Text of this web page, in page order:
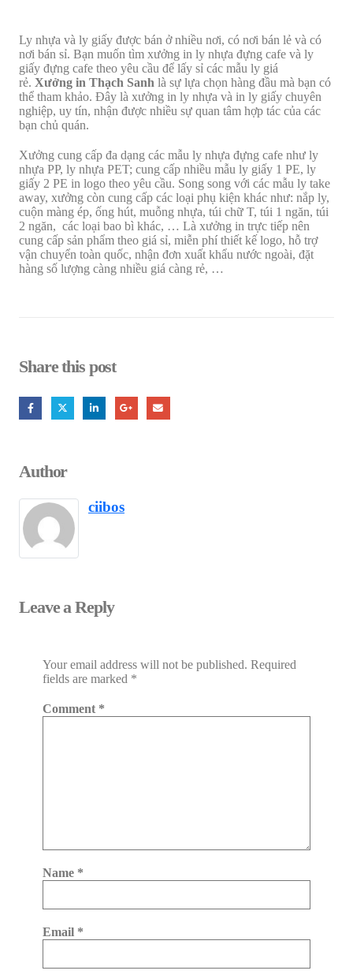
Ly nhựa và ly giấy được bán ở nhiều nơi, có nơi bán lẻ và có
nơi bán sỉ. Bạn muốn tìm xưởng in ly nhựa đựng cafe và ly
giấy đựng cafe theo yêu cầu để lấy sỉ các mẫu ly giá
rẻ. Xưởng in Thạch Sanh là sự lựa chọn hàng đầu mà bạn có
thể tham khảo. Đây là xưởng in ly nhựa và in ly giấy chuyên
nghiệp, uy tín, nhận được nhiều sự quan tâm hợp tác của các
bạn chủ quán.
Xưởng cung cấp đa dạng các mẫu ly nhựa đựng cafe như ly
nhựa PP, ly nhựa PET; cung cấp nhiều mẫu ly giấy 1 PE, ly
giấy 2 PE in logo theo yêu cầu. Song song với các mẫu ly take
away, xưởng còn cung cấp các loại phụ kiện khác như: nắp ly,
cuộn màng ép, ống hút, muỗng nhựa, túi chữ T, túi 1 ngăn, túi
2 ngăn, các loại bao bì khác, … Là xưởng in trực tiếp nên
cung cấp sản phẩm theo giá sỉ, miễn phí thiết kế logo, hỗ trợ
vận chuyển toàn quốc, nhận đơn xuất khẩu nước ngoài, đặt
hàng số lượng càng nhiều giá càng rẻ, …
Share this post
Author
ciibos
Leave a Reply
Your email address will not be published. Required
fields are marked *
Comment *
Name *
Email *